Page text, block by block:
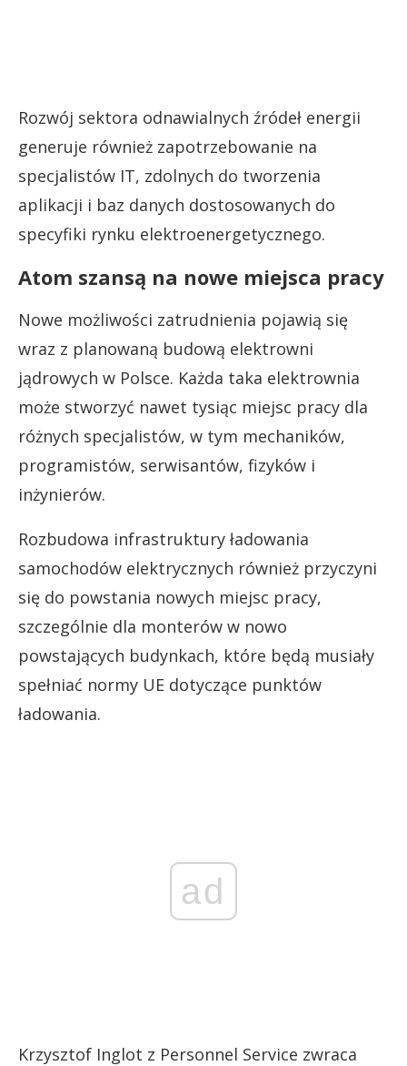
Rozwój sektora odnawialnych źródeł energii
generuje również zapotrzebowanie na
specjalistów IT, zdolnych do tworzenia
aplikacji i baz danych dostosowanych do
specyfiki rynku elektroenergetycznego.
Atom szansą na nowe miejsca pracy
Nowe możliwości zatrudnienia pojawią się
wraz z planowaną budową elektrowni
jądrowych w Polsce. Każda taka elektrownia
może stworzyć nawet tysiąc miejsc pracy dla
różnych specjalistów, w tym mechaników,
programistów, serwisantów, fizyków i
inżynierów.
Rozbudowa infrastruktury ładowania
samochodów elektrycznych również przyczyni
się do powstania nowych miejsc pracy,
szczególnie dla monterów w nowo
powstających budynkach, które będą musiały
spełniać normy UE dotyczące punktów
ładowania.
ad
Krzysztof Inglot z Personnel Service zwraca